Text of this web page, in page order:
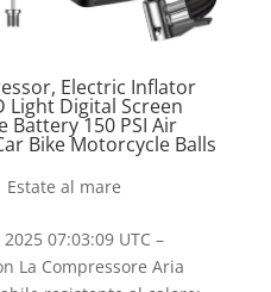
Electric Inflator
Light Digital Screen
Battery 150 PSI Air
Bike Motorcycle Balls
Estate al mare
07:03:09 UTC –
La Compressore Aria